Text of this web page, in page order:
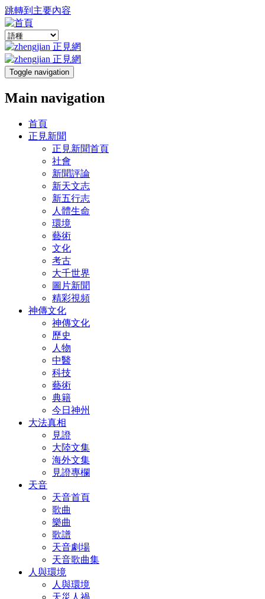
跳轉到主要內容
Toggle navigation
Main navigation
首頁
正見新聞
正見新聞首頁
社會
新聞評論
新天文志
新五行志
人體生命
環境
藝術
文化
考古
大千世界
圖片新聞
精彩視頻
神傳文化
神傳文化
歷史
人物
中醫
科技
藝術
典籍
今日神州
大法真相
見證
大陸文集
海外文集
見證專欄
天音
天音首頁
歌曲
樂曲
歌譜
天音劇場
天音歌曲集
人與環境
人與環境
天災人禍